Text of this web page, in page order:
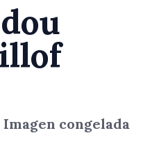
congelada